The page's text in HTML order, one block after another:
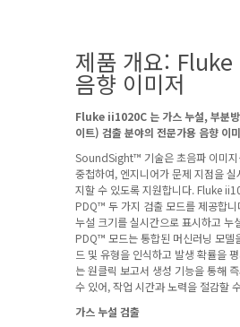
제품 개요:
음향 이미저
Fluke ii1020C 는 가스 누설, 부분
이트) 검출 분야의 전문가용 음향 이
SoundSight™ 기술은 초음파 이미지
중첩하여, 엔지니어가 문제 지점을
지할 수 있도록 지원합니다. Fluke
PDQ™ 두 가지 검출 모드를 제공합
누설 크기를 실시간으로 표시하고 누
PDQ™ 모드는 통합된 머신러닝 모델
드 및 유형을 인식하고 발생 확률을
는 원클릭 보고서 생성 기능을 통해
수 있어, 작업 시간과 노력을 절감할
가스 누설 검출